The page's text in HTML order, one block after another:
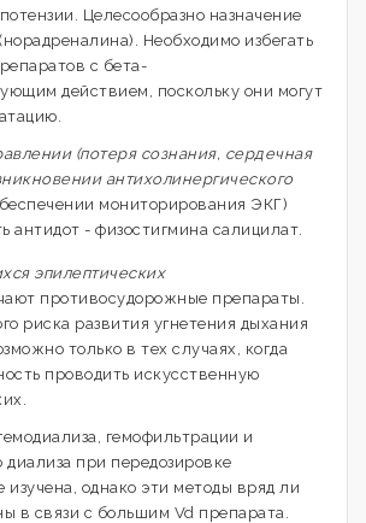
Целесообразно назначение
Необходимо избегать
с бета-
действием, поскольку они могут
(потеря сознания, сердечная
антихолинергического
мониторирования ЭКГ)
антидот - физостигмина салицилат.
эпилептических
противосудорожные препараты.
риска развития угнетения дыхания
только в тех случаях, когда
проводить искусственную
гемофильтрации и
диализа при передозировке
изучена, однако эти методы вряд ли
в связи с большим Vd препарата.